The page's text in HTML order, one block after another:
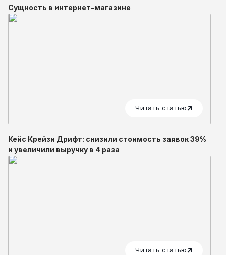
Сущность в интернет-магазине
Читать статью
Кейс Крейзи Дрифт: снизили стоимость заявок 39%
и увеличили выручку в 4 раза
Читать статью